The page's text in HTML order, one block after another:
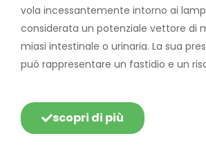
vola incessantemente intorno ai
considerata un potenziale vettore di
miasi intestinale o urinaria. La sua
può rappresentare un fastidio e un
scopri di più